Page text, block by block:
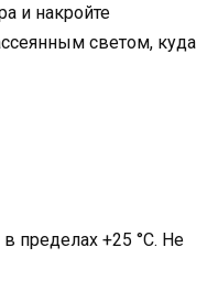
и накройте
светом, куда
пределах +25 °C. Не